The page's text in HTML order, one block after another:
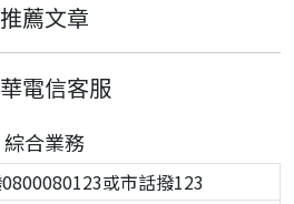
推薦文章
電信客服
綜合業務
或市話撥123